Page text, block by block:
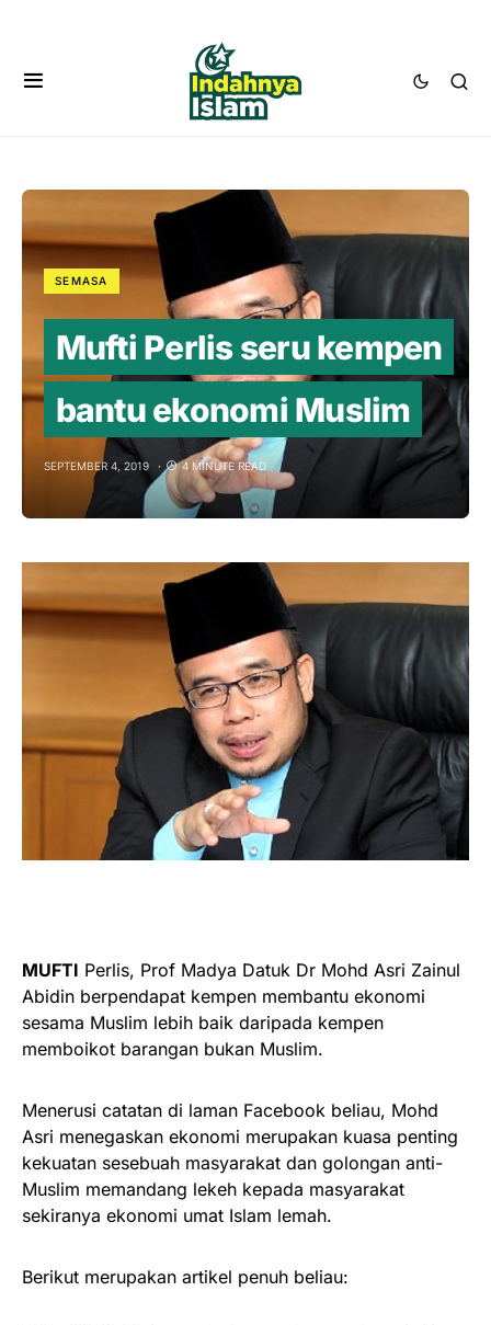
SEMASA
Mufti Perlis seru kempen
bantu ekonomi Muslim
SEPTEMBER 4, 2019 4 MINUTE READ
MUFTI Perlis, Prof Madya Datuk Dr Mohd Asri Zainul
Abidin berpendapat kempen membantu ekonomi
sesama Muslim lebih baik daripada kempen
memboikot barangan bukan Muslim.
Menerusi catatan di laman Facebook beliau, Mohd
Asri menegaskan ekonomi merupakan kuasa penting
kekuatan sesebuah masyarakat dan golongan anti-
Muslim memandang lekeh kepada masyarakat
sekiranya ekonomi umat Islam lemah.
Berikut merupakan artikel penuh beliau: